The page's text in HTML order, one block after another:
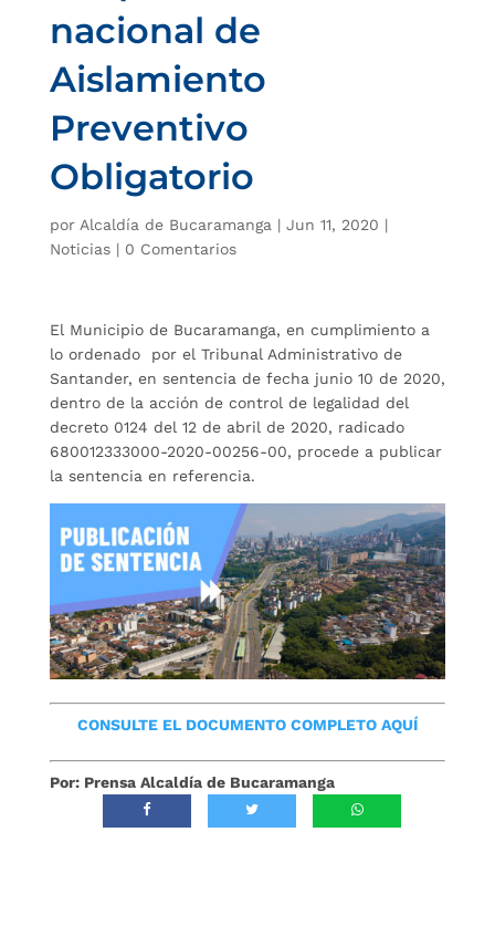
nacional de
Aislamiento
Preventivo
Obligatorio
por Alcaldía de Bucaramanga | Jun 11, 2020 |
Noticias| 0 Comentarios
El Municipio de Bucaramanga, en cumplimiento a
lo ordenado por el Tribunal Administrativo de
Santander, en sentencia de fecha junio 10 de 2020,
dentro de la acción de control de legalidad del
decreto 0124 del 12 de abril de 2020, radicado
680012333000-2020-00256-00, procede a publicar
la sentencia en referencia.
CONSULTE EL DOCUMENTO COMPLETO AQUÍ
Por: Prensa Alcaldía de Bucaramanga